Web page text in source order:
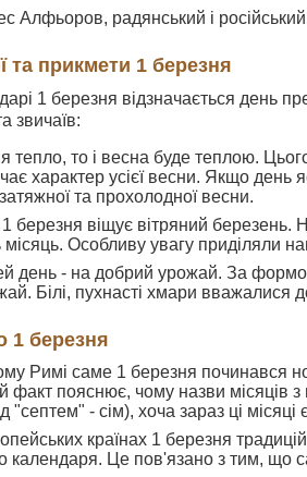
Алфьоров, радянський і
та прикмети 1 березня
1 березня відзначається день
звичаїв:
тепло, то і весна буде теплою.
характер усієї весни. Якщо
та прохолодної весни.
березня віщує вітряний
Особливу увагу приділяли
день - на добрий урожай. За
Білі, пухнасті хмари вважалися
1 березня
Римі саме 1 березня починався
факт пояснює, чому назви місяців з
"септем" - сім), хоча зараз ці місяці
країнах 1 березня
календаря. Це пов'язано з тим, що